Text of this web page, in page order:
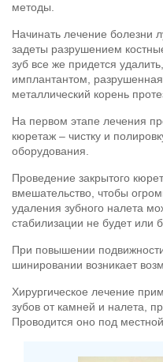
методы.
Начинать лечение болезни
задеты разрушением
зуб все же придется
имплантантом,
металлический корень
На первом этапе лечения
кюретаж – чистку и
оборудования.
Проведение закрытого
вмешательство, чтобы
удаления зубного налета
стабилизации не будет или
При повышении
шинировании возникает
Хирургическое лечение
зубов от камней и налета,
Проводится оно под